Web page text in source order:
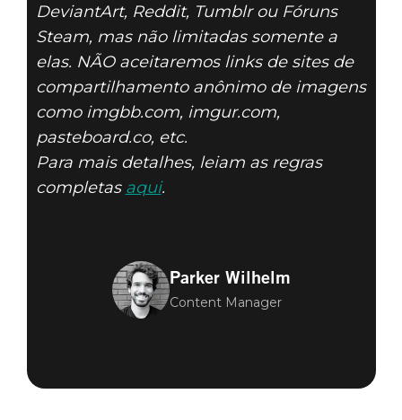
DeviantArt, Reddit, Tumblr ou Fóruns
Steam, mas não limitadas somente a
elas. NÃO aceitaremos links de sites de
compartilhamento anônimo de imagens
como imgbb.com, imgur.com,
pasteboard.co, etc.
Para mais detalhes, leiam as regras
completas aqui.
Parker Wilhelm
Content Manager